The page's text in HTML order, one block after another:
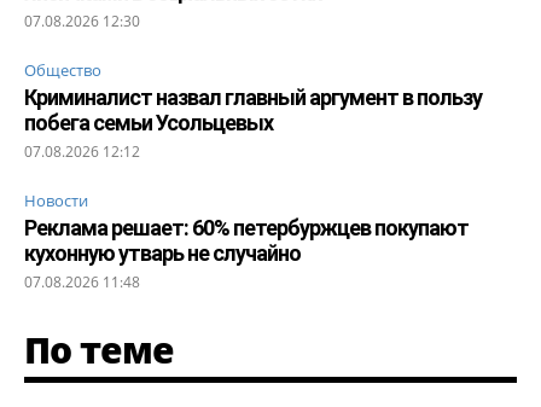
07.08.2026 12:30
Общество
Криминалист назвал главный аргумент в пользу
побега семьи Усольцевых
07.08.2026 12:12
Новости
Реклама решает: 60% петербуржцев покупают
кухонную утварь не случайно
07.08.2026 11:48
По теме